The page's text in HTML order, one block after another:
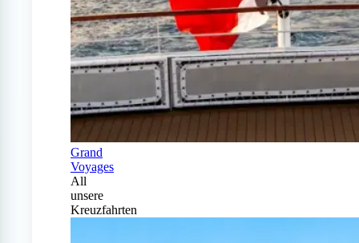
Grand
Voyages
All
unsere
Kreuzfahrten